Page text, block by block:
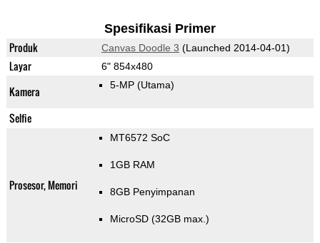
Spesifikasi Primer
Produk Canvas Doodle 3 (Launched 2014-04-01)
Layar 6" 854x480
Kamera 5-MP (Utama)
Selfie
Prosesor, Memori
MT6572 SoC
1GB RAM
8GB Penyimpanan
MicroSD (32GB max.)